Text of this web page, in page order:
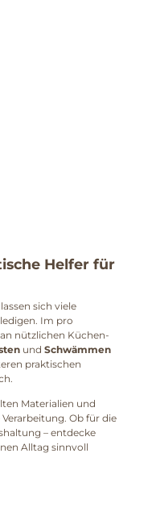
Helfer für
lassen sich viele
Im pro
nützlichen Küchen-
und Schwämmen
praktischen
Materialien und
Ob für die
– entdecke
Alltag sinnvoll